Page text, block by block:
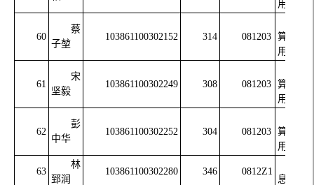
用技术
60
蔡
子堃
103861100302152 314 081203
算机应
用技术
61
宋
坚毅
103861100302249 308 081203
算机应
用技术
62
彭
中华
103861100302252 304 081203
算机应
用技术
63
林
郅润
103861100302280 346 0812Z1
息安全